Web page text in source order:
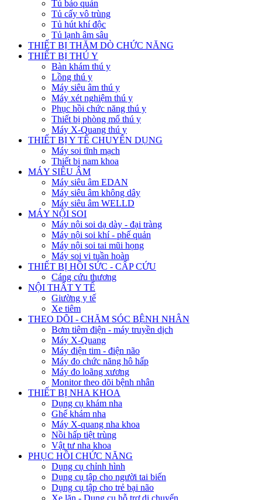
Tủ bảo quản
Tủ cấy vô trùng
Tủ hút khí độc
Tủ lạnh âm sâu
THIẾT BỊ THĂM DÒ CHỨC NĂNG
THIẾT BỊ THÚ Y
Bàn khám thú y
Lồng thú y
Máy siêu âm thú y
Máy xét nghiệm thú y
Phục hồi chức năng thú y
Thiết bị phòng mổ thú y
Máy X-Quang thú y
THIẾT BỊ Y TẾ CHUYÊN DỤNG
Máy soi tĩnh mạch
Thiết bị nam khoa
MÁY SIÊU ÂM
Máy siêu âm EDAN
Máy siêu âm không dây
Máy siêu âm WELLD
MÁY NỘI SOI
Máy nội soi dạ dày - đại tràng
Máy nội soi khí - phế quản
Máy nội soi tai mũi họng
Máy soi vi tuần hoàn
THIẾT BỊ HỒI SỨC - CẤP CỨU
Cáng cứu thương
NỘI THẤT Y TẾ
Giường y tế
Xe tiêm
THEO DÕI - CHĂM SÓC BỆNH NHÂN
Bơm tiêm điện - máy truyền dịch
Máy X-Quang
Máy điện tim - điện não
Máy đo chức năng hô hấp
Máy đo loãng xương
Monitor theo dõi bệnh nhân
THIẾT BỊ NHA KHOA
Dụng cụ khám nha
Ghế khám nha
Máy X-quang nha khoa
Nồi hấp tiệt trùng
Vật tư nha khoa
PHỤC HỒI CHỨC NĂNG
Dụng cụ chỉnh hình
Dụng cụ tập cho người tai biến
Dụng cụ tập cho trẻ bại não
Xe lăn - Dụng cụ hỗ trợ di chuyển